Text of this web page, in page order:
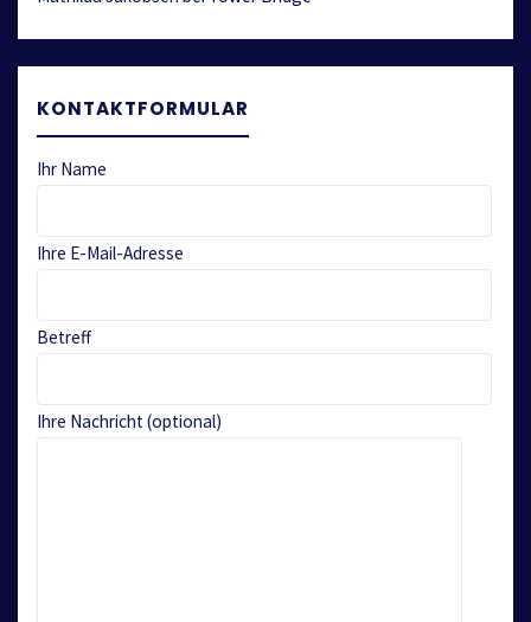
KONTAKTFORMULAR
Ihr Name
Ihre E-Mail-Adresse
Betreff
Ihre Nachricht (optional)